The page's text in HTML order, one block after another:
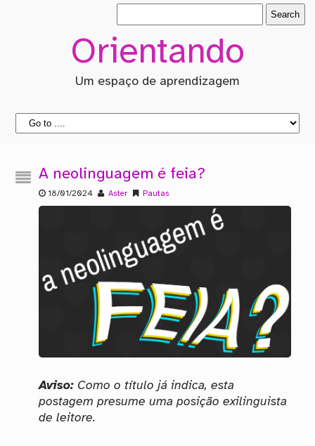
Orientando
Um espaço de aprendizagem
A neolinguagem é feia?
18/01/2024 Aster Pautas
Aviso: Como o título já indica, esta
postagem presume uma posição exilinguista
de leitore.